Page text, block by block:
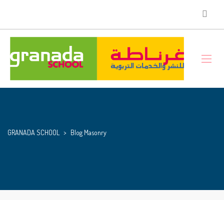
GRANADA SCHOOL > Blog Masonry